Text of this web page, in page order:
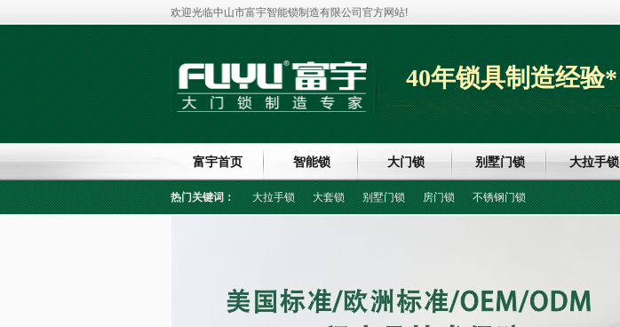
欢迎光临中山市富宇智能锁制造有限公司官方网站!
40年锁具制造经验*
富宇首页 智能锁 大门锁 别墅门锁 大拉手锁
热门关键词： 大拉手锁 大套锁 别墅门锁 房门锁 不锈钢门锁